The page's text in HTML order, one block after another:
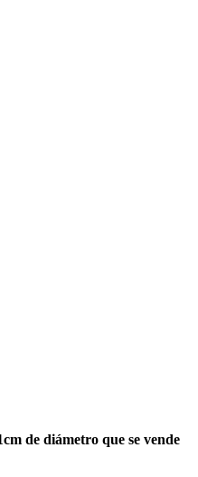
de diámetro que se vende